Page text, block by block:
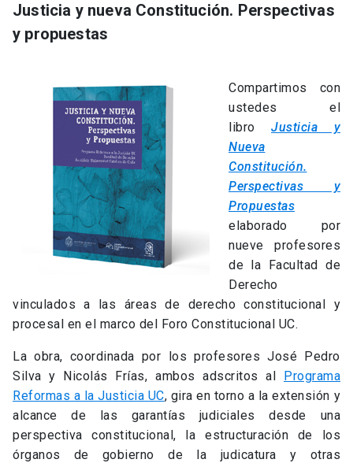
Justicia y nueva Constitución. Perspectivas
y propuestas
Compartimos con
ustedes el
libro Justicia y
Nueva
Constitución.
Perspectivas y
Propuestas
elaborado por
nueve profesores
de la Facultad de
Derecho
vinculados a las áreas de derecho constitucional y
procesal en el marco del Foro Constitucional UC.
La obra, coordinada por los profesores José Pedro
Silva y Nicolás Frías, ambos adscritos al Programa
Reformas a la Justicia UC, gira en torno a la extensión y
alcance de las garantías judiciales desde una
perspectiva constitucional, la estructuración de los
órganos de gobierno de la judicatura y otras